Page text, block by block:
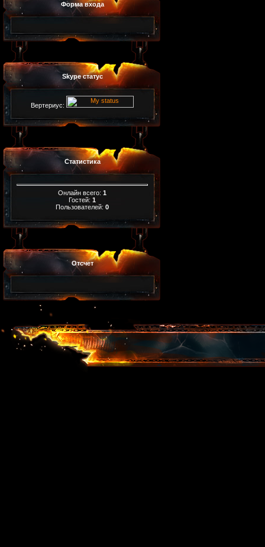
Форма входа
Skype статус
Вертериус:
Статистика
Онлайн всего: 1
Гостей: 1
Пользователей: 0
Отсчет